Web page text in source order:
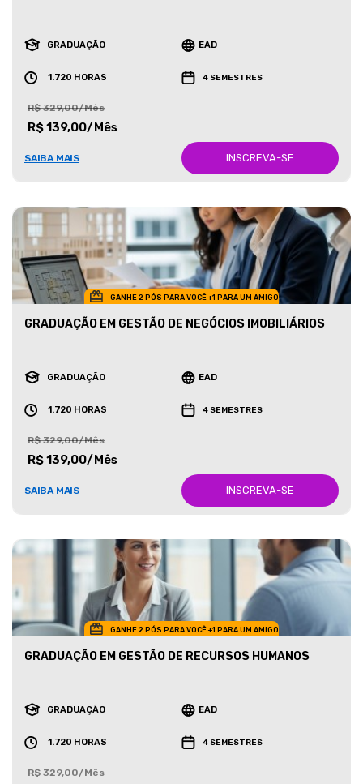
GRADUAÇÃO EAD
1.720 HORAS 4 SEMESTRES
R$ 329,00/Mês
R$ 139,00/Mês
SAIBA MAIS INSCREVA-SE
GANHE 2 PÓS PARA VOCÊ +1 PARA UM AMIGO
GRADUAÇÃO EM GESTÃO DE NEGÓCIOS IMOBILIÁRIOS
GRADUAÇÃO EAD
1.720 HORAS 4 SEMESTRES
R$ 329,00/Mês
R$ 139,00/Mês
SAIBA MAIS INSCREVA-SE
GANHE 2 PÓS PARA VOCÊ +1 PARA UM AMIGO
GRADUAÇÃO EM GESTÃO DE RECURSOS HUMANOS
GRADUAÇÃO EAD
1.720 HORAS 4 SEMESTRES
R$ 329,00/Mês